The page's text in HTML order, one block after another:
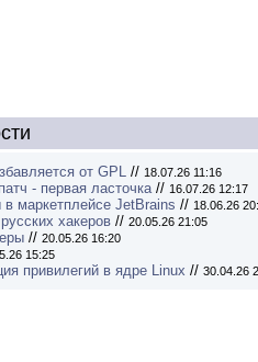
от GPL // 18.07.26 11:16
- первая ласточка// 16.07.26 12:17
маркетплейсе JetBrains // 18.06.26
хакеров // 20.05.26 21:05
// 20.05.26 16:20
15:25
привилегий в ядре Linux // 30.04.26